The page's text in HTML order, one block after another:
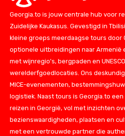
Georgia.to is jouw centrale hub voor
Zuidelijke Kaukasus. Gevestigd in
kleine groeps meerdaagse tours door
optionele uitbreidingen naar Armenië
met wijnregio's, bergpaden en
werelderfgoedlocaties. Ons
MICE-evenementen,
logistiek. Naast tours is Georgia.to
reizen in Georgië, vol met inzichten
bezienswaardigheden, plaatsen en
met een vertrouwde partner die